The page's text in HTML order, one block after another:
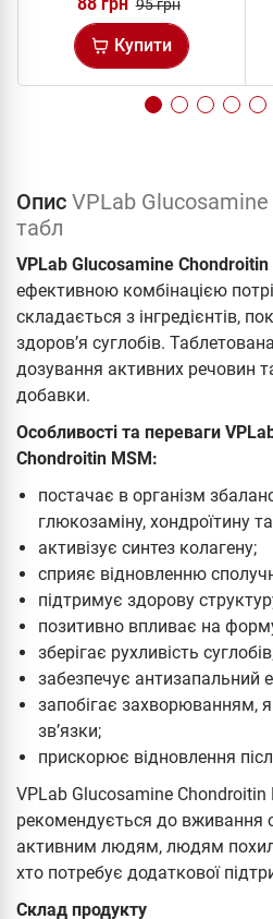
95 грн
Купити
Опис VPLab
табл
VPLab Glucosamine Chondroitin
ефективною комбінацією
складається з інгредієнтів,
здоров’я суглобів.
дозування активних речовин
добавки.
Особливості та переваги
Chondroitin MSM:
постачає в організм
глюкозаміну, хондроїтину
активізує синтез колагену;
сприяє відновленню
підтримує здорову
позитивно впливає на
зберігає рухливість
забезпечує антизапальний
запобігає захворюванням,
зв’язки;
прискорює відновлення
VPLab Glucosamine
рекомендується до вживання
активним людям, людям
хто потребує додаткової
Склад продукту